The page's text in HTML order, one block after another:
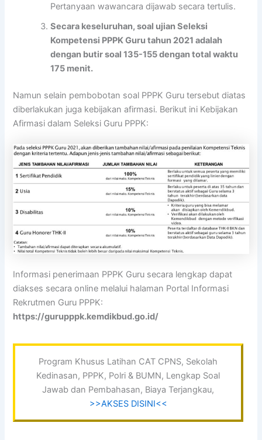
Pertanyaan wawancara dijawab secara tertulis.
Secara keseluruhan, soal ujian Seleksi
Kompetensi PPPK Guru tahun 2021 adalah
dengan butir soal 135-155 dengan total waktu
175 menit.
Namun selain pembobotan soal PPPK Guru tersebut diatas
diberlakukan juga kebijakan afirmasi. Berikut ini Kebijakan
Afirmasi dalam Seleksi Guru PPPK:
Informasi penerimaan PPPK Guru secara lengkap dapat
diakses secara online melalui halaman Portal Informasi
Rekrutmen Guru PPPK:
https://gurupppk.kemdikbud.go.id/
Program Khusus Latihan CAT CPNS, Sekolah
Kedinasan, PPPK, Polri & BUMN, Lengkap Soal
Jawab dan Pembahasan, Biaya Terjangkau,
>>AKSES DISINI<<